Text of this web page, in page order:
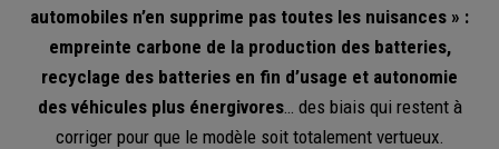
automobiles n’en supprime pas toutes les nuisances » :
empreinte carbone de la production des batteries,
recyclage des batteries en fin d’usage et autonomie
des véhicules plus énergivores… des biais qui restent à
corriger pour que le modèle soit totalement vertueux.